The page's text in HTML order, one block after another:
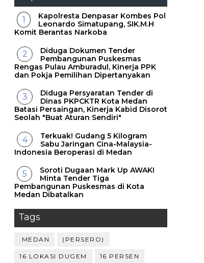
Kapolresta Denpasar Kombes Pol
Leonardo Simatupang, SIK.M.H
Komit Berantas Narkoba
Diduga Dokumen Tender
Pembangunan Puskesmas
Rengas Pulau Amburadul, Kinerja PPK
dan Pokja Pemilihan Dipertanyakan
Diduga Persyaratan Tender di
Dinas PKPCKTR Kota Medan
Batasi Persaingan, Kinerja Kabid Disorot
Seolah "Buat Aturan Sendiri"
Terkuak! Gudang 5 Kilogram
Sabu Jaringan Cina-Malaysia-
Indonesia Beroperasi di Medan
Soroti Dugaan Mark Up AWAKI
Minta Tender Tiga
Pembangunan Puskesmas di Kota
Medan Dibatalkan
Tags
.MEDAN (PERSERO)
16 LOKASI DUGEM 16 PERSEN